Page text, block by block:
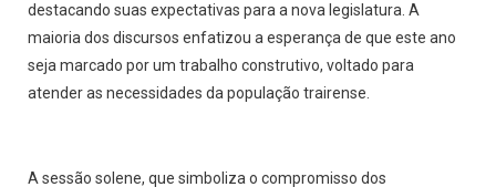
destacando suas expectativas para a nova legislatura. A
maioria dos discursos enfatizou a esperança de que este ano
seja marcado por um trabalho construtivo, voltado para
atender as necessidades da população trairense.
A sessão solene, que simboliza o compromisso dos